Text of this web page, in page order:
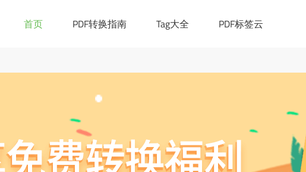
ask.pdf365.cn/converter/"; }
首页 PDF转换指南 Tag大全 PDF标签云